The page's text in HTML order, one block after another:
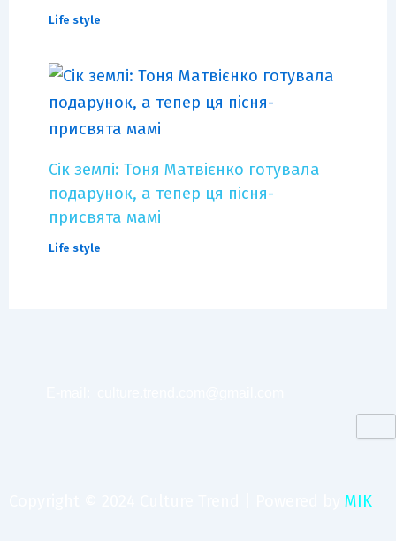
Life style
Сік землі: Тоня Матвієнко готувала
подарунок, а тепер ця пісня-
присвята мамі
Life style
MIK